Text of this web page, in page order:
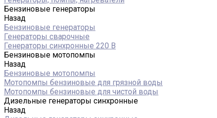
Бензиновые генераторы
Назад
Бензиновые генераторы
Генераторы сварочные
Генераторы синхронные 220 В
Бензиновые мотопомпы
Назад
Бензиновые мотопомпы
Мотопомпы бензиновые для грязной воды
Мотопомпы бензиновые для чистой воды
Дизельные генераторы синхронные
Назад